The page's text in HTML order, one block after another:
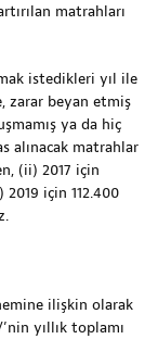
matrahları
istedikleri yıl ile
zarar beyan etmiş
ya da hiç
alınacak matrahlar
(ii) 2017 için
2019 için 112.400
ilişkin olarak
yıllık toplamı